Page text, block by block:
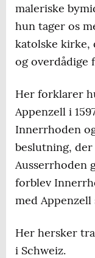
maleriske
hun tager os
katolske kirke,
og overdådige
Her forklarer
Appenzell i
Innerrhoden
beslutning,
Ausserrhoden
forblev
med Appenzell
Her hersker
i Schweiz.